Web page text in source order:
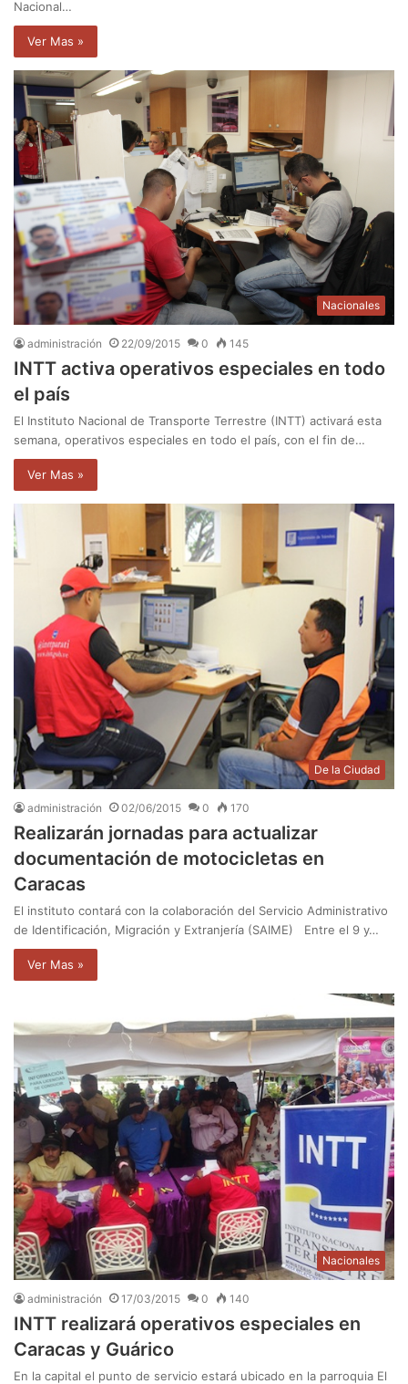
Nacional…
Ver Mas »
Nacionales
administración 22/09/2015 0 145
INTT activa operativos especiales en todo
el país
El Instituto Nacional de Transporte Terrestre (INTT) activará esta
semana, operativos especiales en todo el país, con el fin de…
Ver Mas »
De la Ciudad
administración 02/06/2015 0 170
Realizarán jornadas para actualizar
documentación de motocicletas en
Caracas
El instituto contará con la colaboración del Servicio Administrativo
de Identificación, Migración y Extranjería (SAIME) Entre el 9 y…
Ver Mas »
Nacionales
administración 17/03/2015 0 140
INTT realizará operativos especiales en
Caracas y Guárico
En la capital el punto de servicio estará ubicado en la parroquia El